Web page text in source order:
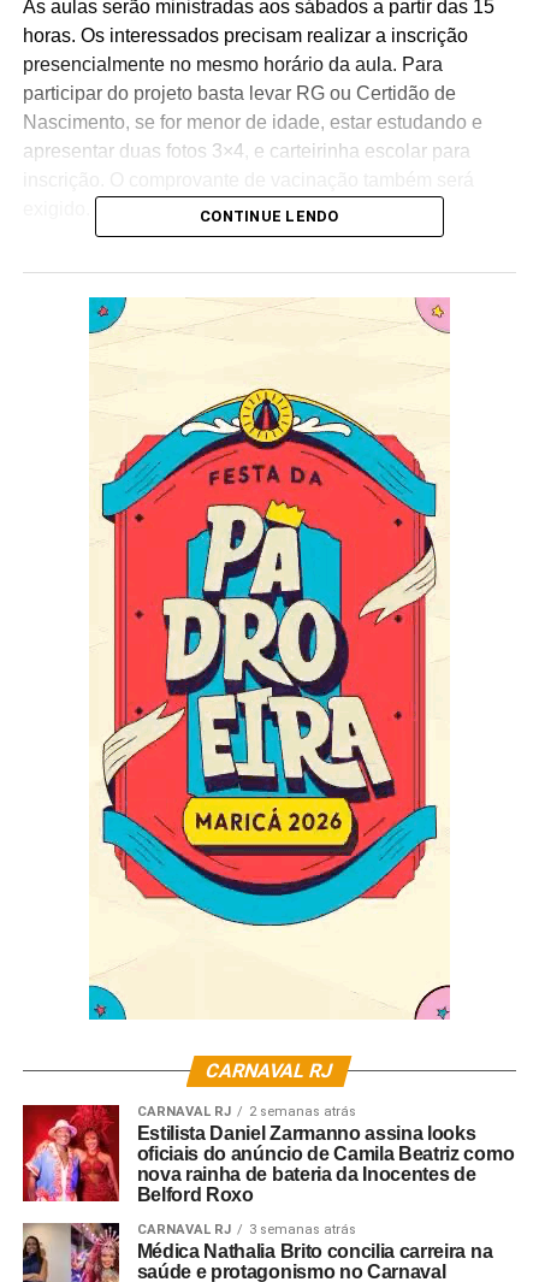
As aulas serão ministradas aos sábados a partir das 15
horas. Os interessados precisam realizar a inscrição
presencialmente no mesmo horário da aula. Para
participar do projeto basta levar RG ou Certidão de
Nascimento, se for menor de idade, estar estudando e
apresentar duas fotos 3×4, e carteirinha escolar para
Nosso intuito é tirar meninas e meninos do ócio. Aqueles
que se destacarem poderão até ser aproveitados pela
escola. Os alunos não só aprenderão a tocar, como
ficarão responsáveis pela manutenção e afinação dos
instrumentos, ou seja, estarão preparados para o que der
e vier, avisa o mestre.
Ensaios da Verdadeira Furiosa
Com o avanço do calendário e a aproximação do
Carnaval em 2022, a bateria Verdadeira Furiosa duplicou
os ensaios visando o próximo carnaval. Os treinos
acontecem todos os sábados e domingos, a partir das 17
horas na quadra da agremiação até o carnaval. Devido
ao momento, a retomada acontece de forma gradual, com
revezamento de ritmistas para não haver aglomerações.
O uso da máscara é obrigatório e o distanciamento é
respeitado.
O endereço da quadra da Lins Imperial é Rua Lins de
Vasconcelos, 623 – Lins.
CONTINUE LENDO
CARNAVAL RJ
CARNAVAL RJ 2 semanas atrás
Estilista Daniel Zarmanno assina looks
oficiais do anúncio de Camila Beatriz como
nova rainha de bateria da Inocentes de
Belford Roxo
CARNAVAL RJ 3 semanas atrás
Médica Nathalia Brito concilia carreira na
saúde e protagonismo no Carnaval